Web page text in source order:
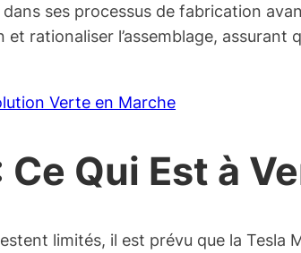
dans ses processus de fabrication
rationaliser l’assemblage,
Verte en Marche
Qui Est à
limités, il est prévu que la Tesla